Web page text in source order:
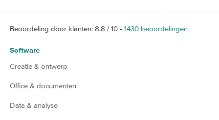
Beoordeling door klanten: 8.8 /10 - 1430 beoordelingen
Software
Creatie & ontwerp
Office & documenten
Data & analyse